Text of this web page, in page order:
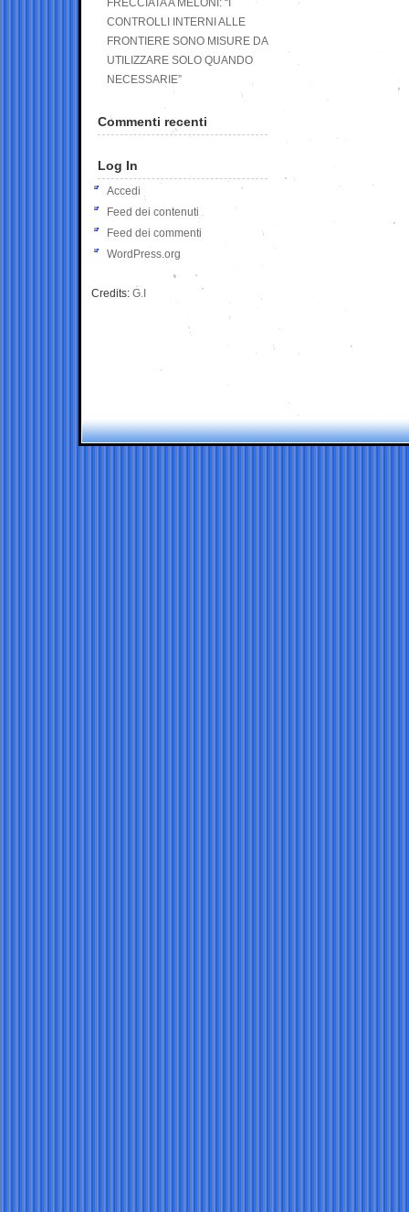
FRECCIATA A MELONI: “I
CONTROLLI INTERNI ALLE
FRONTIERE SONO MISURE DA
UTILIZZARE SOLO QUANDO
NECESSARIE”
Commenti recenti
Log In
Accedi
Feed dei contenuti
Feed dei commenti
WordPress.org
Credits: G.I